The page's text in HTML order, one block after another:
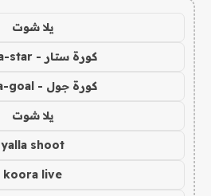
يلا شوت
كورة ستار - koora-star
كورة جول - koora-goal
يلا شوت
yalla shoot
koora live